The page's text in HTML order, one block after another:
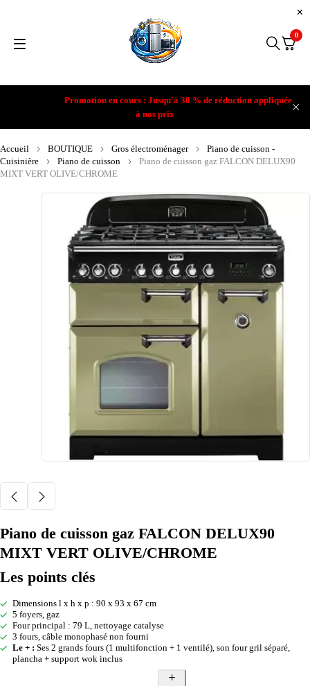
Promotion en cours : Jusqu'à 30 % de réduction appliquée
à nos prix
0
Accueil BOUTIQUE Gros électroménager
Piano de cuisson -
Cuisinière
Piano de cuisson
Piano de cuisson gaz FALCON DELUX90
MIXT VERT OLIVE/CHROME
Piano de cuisson gaz FALCON DELUX90
MIXT VERT OLIVE/CHROME
Les points clés
Dimensions l x h x p : 90 x 93 x 67 cm
5 foyers, gaz
Four principal : 79 L, nettoyage catalyse
3 fours, câble monophasé non fourni
Le + : Ses 2 grands fours (1 multifonction + 1 ventilé), son four gril séparé,
plancha + support wok inclus